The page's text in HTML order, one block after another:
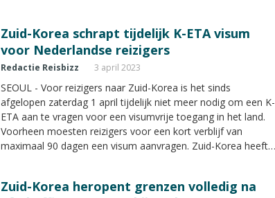
waarom een roadtrip door Zuid-Korea op je reisbucketlist
moet staan.
Zuid-Korea schrapt tijdelijk K-ETA visum
voor Nederlandse reizigers
Redactie Reisbizz 3 april 2023
SEOUL - Voor reizigers naar Zuid-Korea is het sinds
afgelopen zaterdag 1 april tijdelijk niet meer nodig om een K-
ETA aan te vragen voor een visumvrije toegang in het land.
Voorheen moesten reizigers voor een kort verblijf van
maximaal 90 dagen een visum aanvragen. Zuid-Korea heeft
Zuid-Korea heropent grenzen volledig na